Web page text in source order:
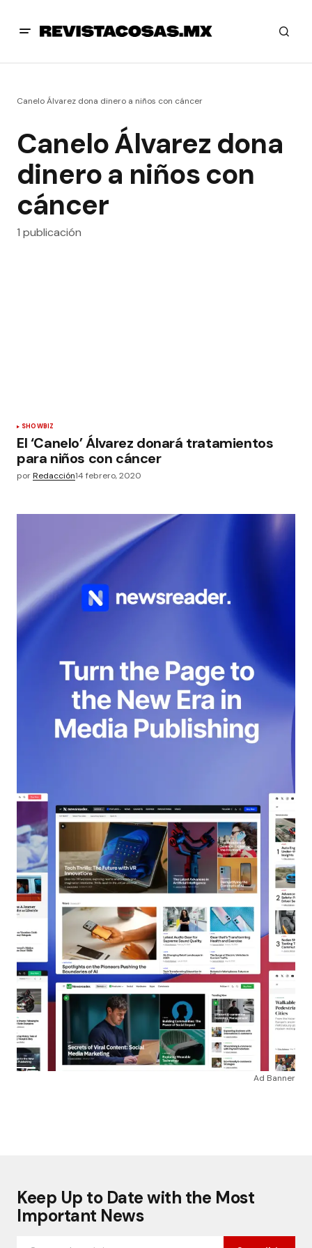
Canelo Álvarez dona dinero a niños con cáncer
Canelo Álvarez dona
dinero a niños con
cáncer
1 publicación
SHOWBIZ
El ‘Canelo’ Álvarez donará tratamientos
para niños con cáncer
porRedacción14 febrero, 2020
Ad Banner
Keep Up to Date with the Most
Important News